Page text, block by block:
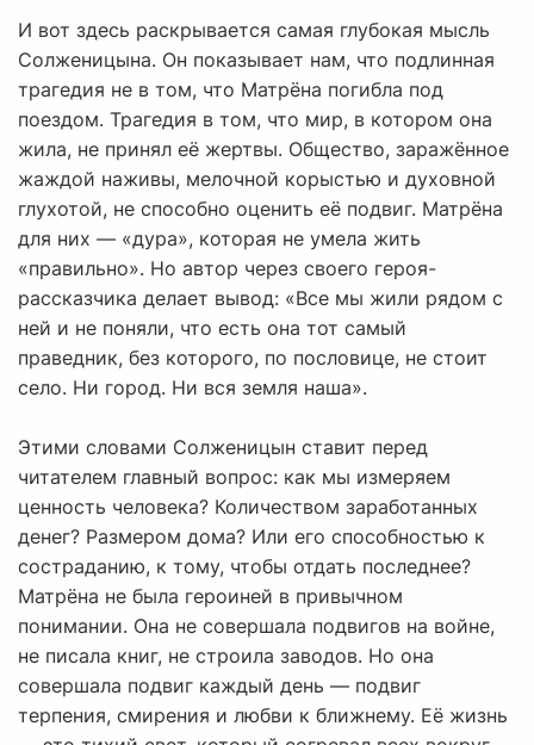
И вот здесь раскрывается самая глубокая мысль
Солженицына. Он показывает нам, что подлинная
трагедия не в том, что Матрёна погибла под
поездом. Трагедия в том, что мир, в котором она
жила, не принял её жертвы. Общество, заражённое
жаждой наживы, мелочной корыстью и духовной
глухотой, не способно оценить её подвиг. Матрёна
для них — «дура», которая не умела жить
«правильно». Но автор через своего героя-
рассказчика делает вывод: «Все мы жили рядом с
ней и не поняли, что есть она тот самый
праведник, без которого, по пословице, не стоит
село. Ни город. Ни вся земля наша».
Этими словами Солженицын ставит перед
читателем главный вопрос: как мы измеряем
ценность человека? Количеством заработанных
денег? Размером дома? Или его способностью к
состраданию, к тому, чтобы отдать последнее?
Матрёна не была героиней в привычном
понимании. Она не совершала подвигов на войне,
не писала книг, не строила заводов. Но она
совершала подвиг каждый день — подвиг
терпения, смирения и любви к ближнему. Её жизнь